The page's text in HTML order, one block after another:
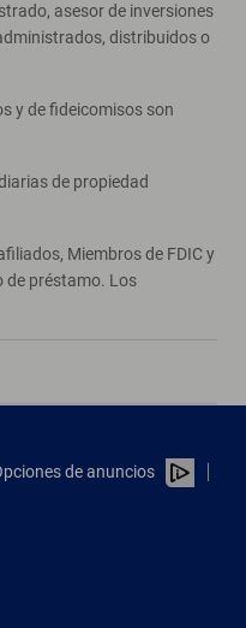
asesor de inversiones
distribuidos o
y de fideicomisos son
de propiedad
Miembros de FDIC y
de préstamo. Los
de anuncios